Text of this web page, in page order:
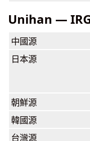
Unihan —
中國源
日本源
朝鮮源
韓國源
台灣源